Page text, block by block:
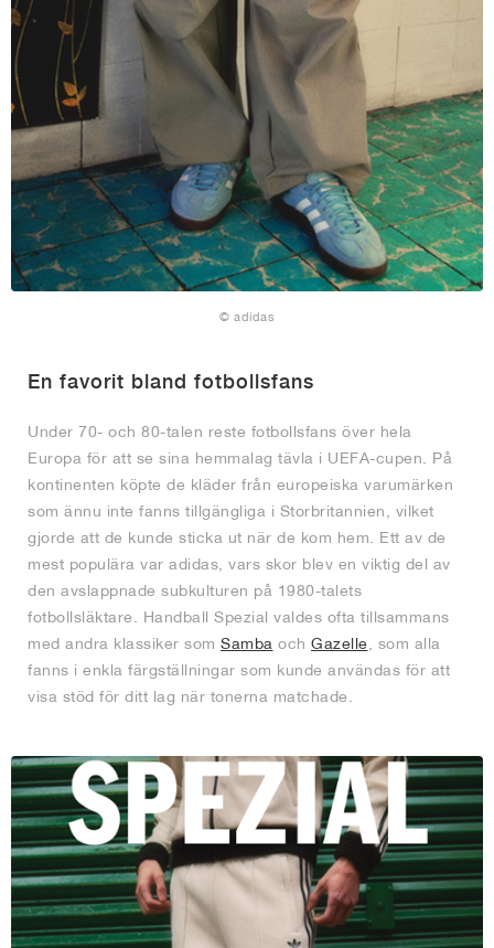
© adidas
En favorit bland fotbollsfans
Under 70- och 80-talen reste fotbollsfans över hela
Europa för att se sina hemmalag tävla i UEFA-cupen. På
kontinenten köpte de kläder från europeiska varumärken
som ännu inte fanns tillgängliga i Storbritannien, vilket
gjorde att de kunde sticka ut när de kom hem. Ett av de
mest populära var adidas, vars skor blev en viktig del av
den avslappnade subkulturen på 1980-talets
fotbollsläktare. Handball Spezial valdes ofta tillsammans
med andra klassiker som Samba och Gazelle, som alla
fanns i enkla färgställningar som kunde användas för att
visa stöd för ditt lag när tonerna matchade.